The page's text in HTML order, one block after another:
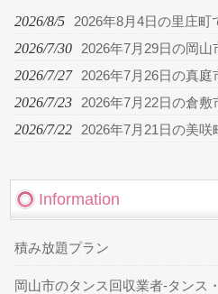
2026/8/5 2026年8月4日の里庄町
2026/7/30 2026年7月29日の岡
2026/7/27 2026年7月26日の真
2026/7/23 2026年7月22日の倉
2026/7/22 2026年7月21日の美
Information
積み放題プラン
岡山市のタンス回収業者-タンス